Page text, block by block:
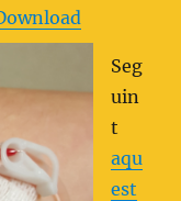
Seg
uin
t
aqu
est